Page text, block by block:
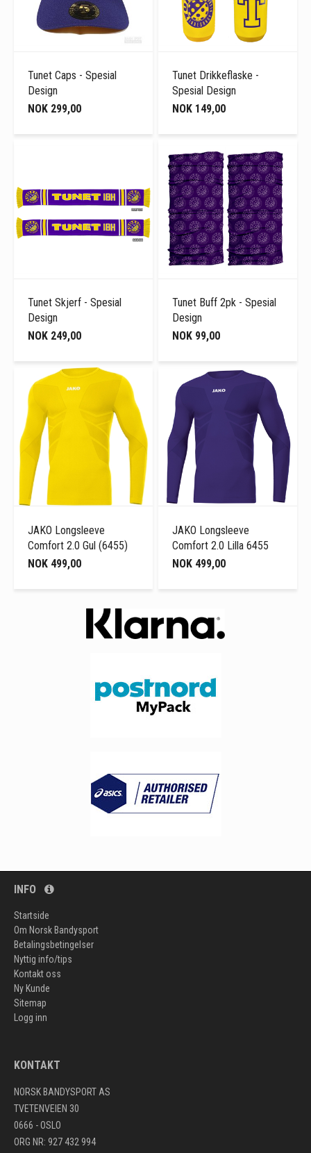
Tunet Caps - Spesial
Design
NOK 299,00
Tunet Drikkeflaske -
Spesial Design
NOK 149,00
Tunet Skjerf - Spesial
Design
NOK 249,00
Tunet Buff 2pk - Spesial
Design
NOK 99,00
JAKO Longsleeve
Comfort 2.0 Gul (6455)
NOK 499,00
JAKO Longsleeve
Comfort 2.0 Lilla 6455
NOK 499,00
INFO
Startside
Om Norsk Bandysport
Betalingsbetingelser
Nyttig info/tips
Kontakt oss
Ny Kunde
Sitemap
Logg inn
KONTAKT
NORSK BANDYSPORT AS
TVETENVEIEN 30
0666 - OSLO
ORG NR: 927 432 994